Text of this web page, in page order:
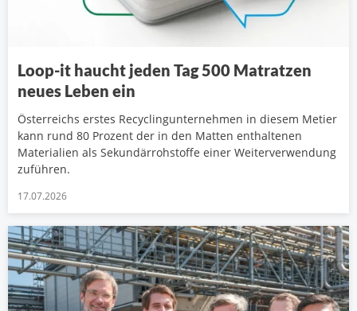
Loop-it haucht jeden Tag 500 Matratzen
neues Leben ein
Österreichs erstes Recyclingunternehmen in diesem Metier
kann rund 80 Prozent der in den Matten enthaltenen
Materialien als Sekundärrohstoffe einer Weiterverwendung
zuführen.
17.07.2026